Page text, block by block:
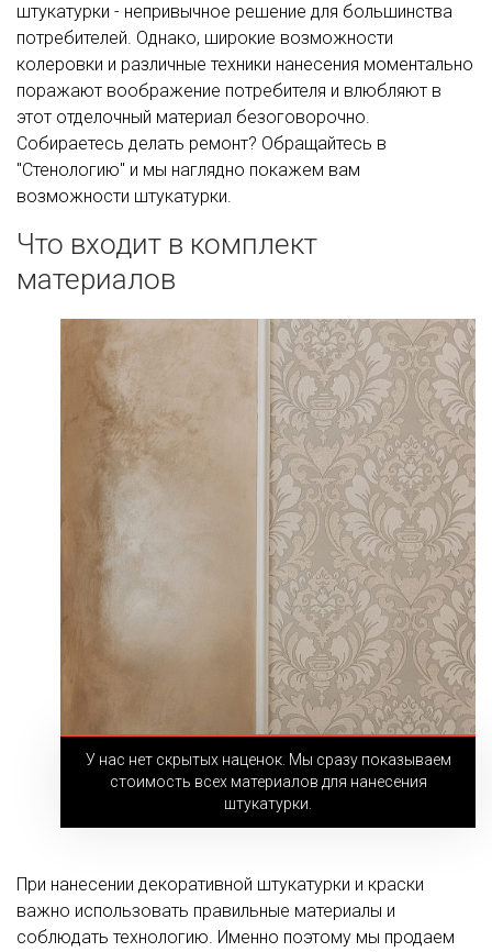
штукатурки - непривычное решение для большинства
потребителей. Однако, широкие возможности
колеровки и различные техники нанесения моментально
поражают воображение потребителя и влюбляют в
этот отделочный материал безоговорочно.
Собираетесь делать ремонт? Обращайтесь в
"Стенологию" и мы наглядно покажем вам
возможности штукатурки.
Что входит в комплект
материалов
У нас нет скрытых наценок. Мы сразу показываем
стоимость всех материалов для нанесения
штукатурки.
При нанесении декоративной штукатурки и краски
важно использовать правильные материалы и
соблюдать технологию. Именно поэтому мы продаем